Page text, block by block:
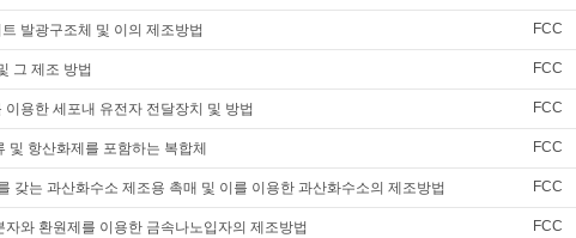
발광구조체 및 이의 제조방법 FCC
그 제조 방법 FCC
이용한 세포내 유전자 전달장치 및 방법 FCC
및 항산화제를 포함하는 복합체 FCC
갖는 과산화수소 제조용 촉매 및 이를 이용한 과산화수소의 제조방법 FCC
자와 환원제를 이용한 금속나노입자의 제조방법 FCC